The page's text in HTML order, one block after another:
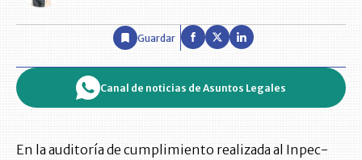
Guardar
Canal de noticias de Asuntos Legales
En la auditoría de cumplimiento realizada al Inpec-